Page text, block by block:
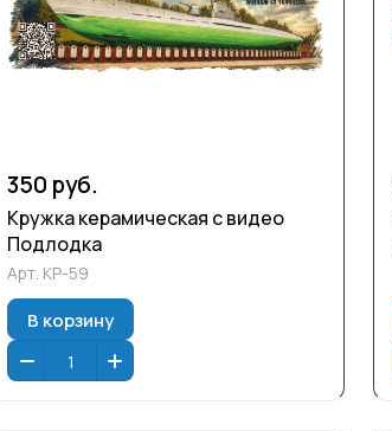
350 руб.
Кружка керамическая с видео
Подлодка
Арт. КР-59
В корзину